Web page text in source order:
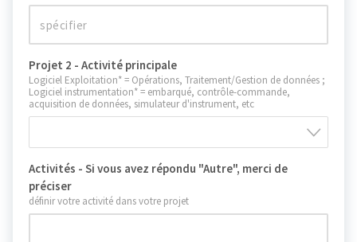
Projet 2 - Activité principale
Logiciel Exploitation* = Opérations, Traitement/Gestion de données ;
Logiciel instrumentation* = embarqué, contrôle-commande,
acquisition de données, simulateur d'instrument, etc
Activités - Si vous avez répondu "Autre", merci de
préciser
définir votre activité dans votre projet